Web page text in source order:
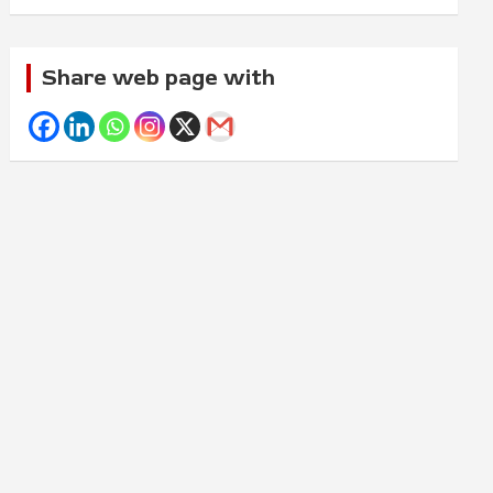
Share web page with